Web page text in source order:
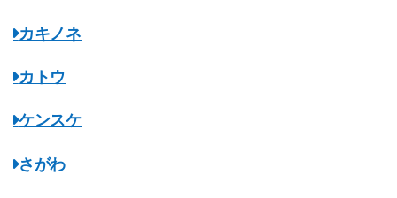
カキノネ
カトウ
ケンスケ
さがわ